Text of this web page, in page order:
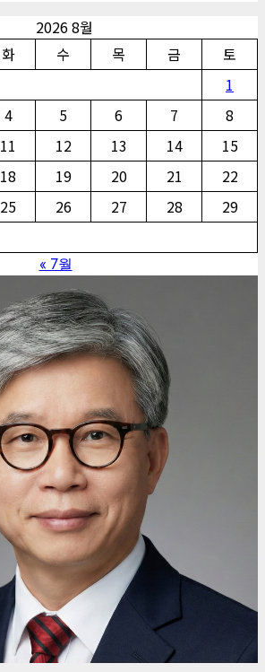
2026 8월
화 수 목 금
토
1
4 5 6 7
8
11 12 13 14
15
18 19 20 21
22
25 26 27 28
29
« 7월